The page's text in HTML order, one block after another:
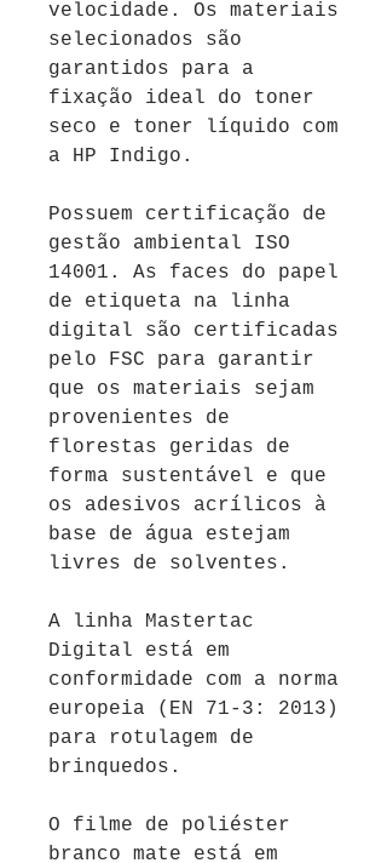
velocidade.
Os materiais
selecionados são
garantidos para a
fixação ideal do toner
seco e toner líquido com
a HP Indigo.
Possuem certificação de
gestão ambiental ISO
14001. As faces do papel
de etiqueta na linha
digital são certificadas
pelo FSC para garantir
que os materiais sejam
provenientes de
florestas geridas de
forma sustentável e que
os adesivos acrílicos à
base de água estejam
livres de solventes.
A linha Mastertac
Digital está em
conformidade com a norma
europeia (EN 71-3: 2013)
para rotulagem de
brinquedos.
O filme de poliéster
branco mate está em